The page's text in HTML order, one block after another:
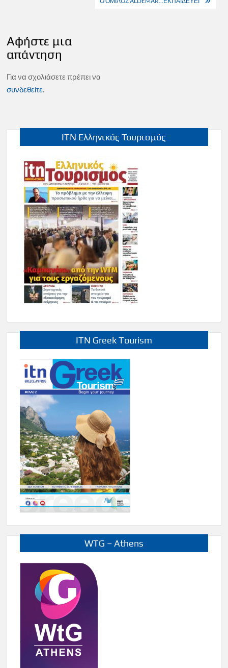
Αφήστε μια
απάντηση
Για να σχολιάσετε πρέπει να
συνδεθείτε.
ITN Ελληνικός Τουρισμός
ITN Greek Tourism
WTG – Athens